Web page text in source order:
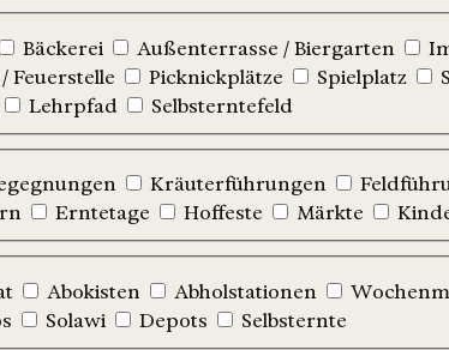
Bäckerei Außenterrasse / Biergarten
Feuerstelle Picknickplätze Spielplatz
Lehrpfad
Selbsterntefeld
Kräuterführungen
Erntetage Hoffeste Märkte
Abokisten Abholstationen
Solawi Depots Selbsternte